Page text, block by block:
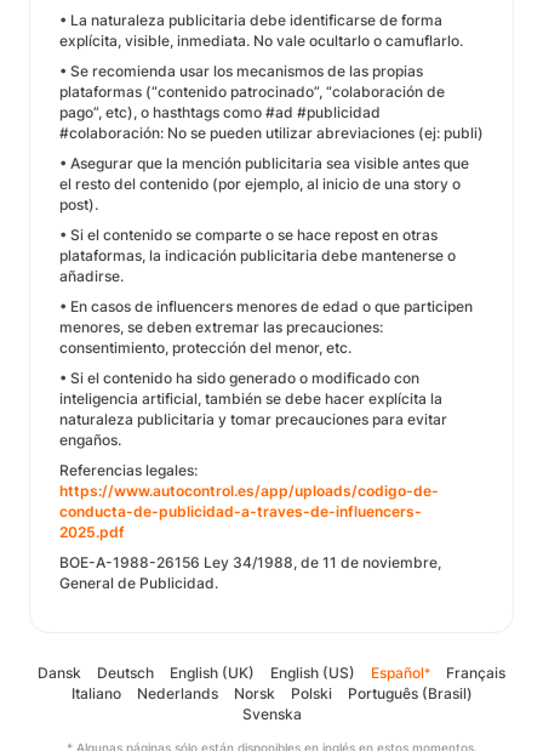
• La naturaleza publicitaria debe identificarse de forma
explícita, visible, inmediata. No vale ocultarlo o camuflarlo.
• Se recomienda usar los mecanismos de las propias
plataformas (“contenido patrocinado”, “colaboración de
pago”, etc), o hasthtags como #ad #publicidad
#colaboración: No se pueden utilizar abreviaciones (ej: publi)
• Asegurar que la mención publicitaria sea visible antes que
el resto del contenido (por ejemplo, al inicio de una story o
post).
• Si el contenido se comparte o se hace repost en otras
plataformas, la indicación publicitaria debe mantenerse o
añadirse.
• En casos de influencers menores de edad o que participen
menores, se deben extremar las precauciones:
consentimiento, protección del menor, etc.
• Si el contenido ha sido generado o modificado con
inteligencia artificial, también se debe hacer explícita la
naturaleza publicitaria y tomar precauciones para evitar
engaños.
Referencias legales:
https://www.autocontrol.es/app/uploads/codigo-de-
conducta-de-publicidad-a-traves-de-influencers-
2025.pdf
BOE-A-1988-26156 Ley 34/1988, de 11 de noviembre,
General de Publicidad.
Dansk Deutsch English (UK) English (US) Español*
Français
Italiano
Nederlands Norsk Polski
Português (Brasil)
Svenska
* Algunas páginas sólo están disponibles en inglés en estos momentos.